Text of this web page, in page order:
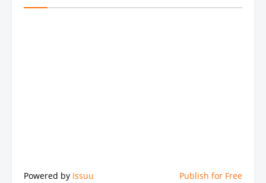
Powered by Issuu Publish for Free